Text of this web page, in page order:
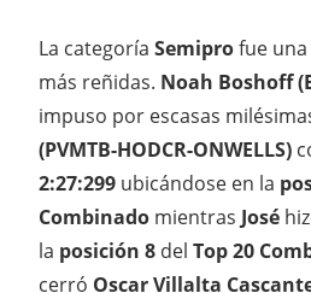
La categoría Semiprofue
más reñidas. Noah Boshoff
impuso por escasas
(PVMTB-HODCR-ONWELLS)
2:27:299 ubicándose en la
Combinado mientras José
la posición 8 del Top 20
cerró Oscar Villalta